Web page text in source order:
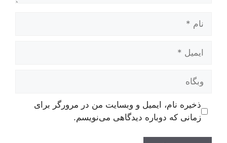
ایمیل
وبگاه
ذخیره نام، ایمیل و وبسایت من در مرورگر برای
زمانی که دوباره دیدگاهی می‌نویسم.